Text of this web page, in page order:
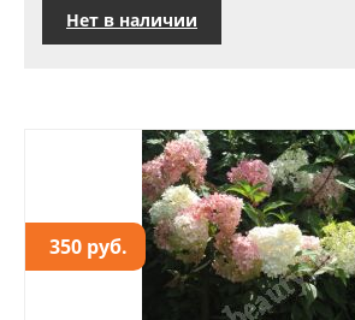
Нет в наличии
350 руб.